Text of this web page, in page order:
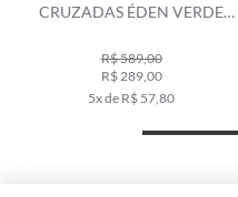
CRUZADAS ÉDEN VERDE
R$ 589,00
R$ 289,00
5x de R$ 57,80